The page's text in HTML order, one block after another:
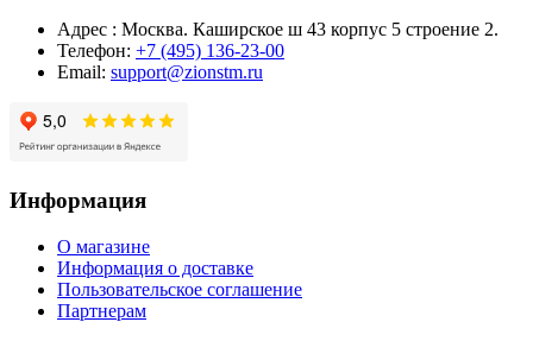
Адрес : Москва. Каширское ш 43 корпус 5 строение 2.
Телефон: +7 (495) 136-23-00
Email: support@zionstm.ru
Информация
О магазине
Информация о доставке
Пользовательское соглашение
Партнерам